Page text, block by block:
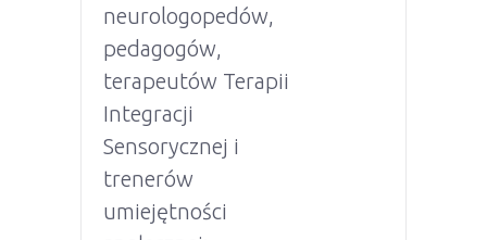
neurologopedów,
pedagogów,
terapeutów Terapii
Integracji
Sensorycznej i
trenerów
umiejętności